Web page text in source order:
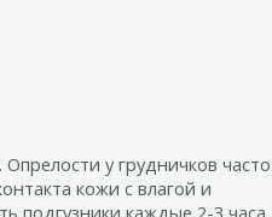
у грудничков часто
кожи с влагой и
подгузники каждые 2-3 часа,